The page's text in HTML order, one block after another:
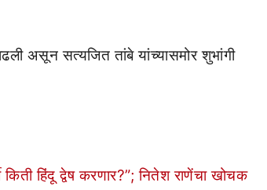
असून सत्यजित तांबे यांच्यासमोर शुभांगी
हिंदू द्वेष करणार?”; नितेश राणेंचा खोचक